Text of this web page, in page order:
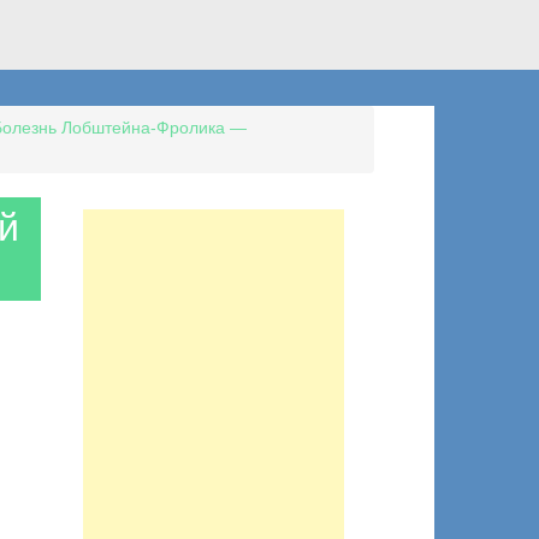
Лобштейна-Фролика —